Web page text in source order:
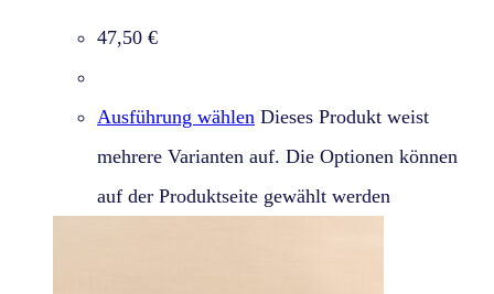
47,50 €
Ausführung wählen Dieses Produkt weist
mehrere Varianten auf. Die Optionen können
auf der Produktseite gewählt werden